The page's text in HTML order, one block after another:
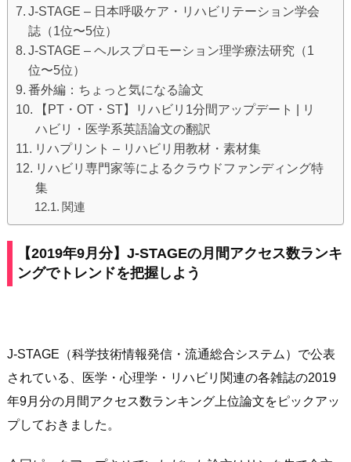
J-STAGE – 日本呼吸ケア・リハビリテーション学会
誌（1位〜5位）
J-STAGE – ヘルスプロモーション理学療法研究（1
位〜5位）
番外編：ちょっと気になる論文
【PT・OT・ST】リハビリ1分間アップデート | リ
ハビリ・医学系英語論文の翻訳
リハプリント – リハビリ用教材・素材集
リハビリ専門家等によるクラウドファンディング特
集
関連
【2019年9月分】J-STAGEの月間アクセス数ランキ
ングでトレンドを把握しよう
J-STAGE（科学技術情報発信・流通総合システム）で公表
されている、医学・心理学・リハビリ関連の各雑誌の2019
年9月分の月間アクセス数ランキング上位論文をピックアッ
プしておきました。